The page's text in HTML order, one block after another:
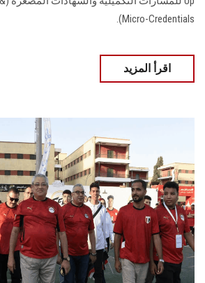
Micro-Credentials).
اقرأ المزيد